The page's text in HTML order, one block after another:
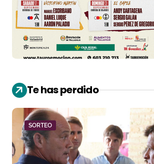
Te has perdido
SORTEO